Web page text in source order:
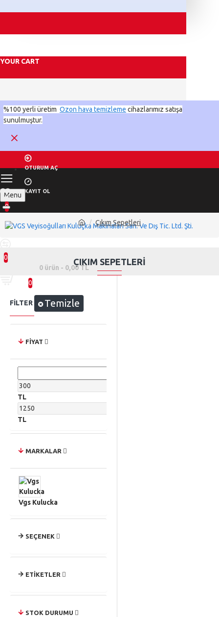
YOUR CART
%100 yerli üretim Ozon hava temizleme cihazlarımız satışa
sunulmuştur.
OTURUM AÇ
KAYIT OL
Menu
0
0
0 ürün - 0,00 TL
0
Çıkım Sepetleri
ÇIKIM SEPETLERI
FILTER Temizle
FIYAT
TL
TL
MARKALAR
Vgs Kulucka
SEÇENEK
ETIKETLER
STOK DURUMU